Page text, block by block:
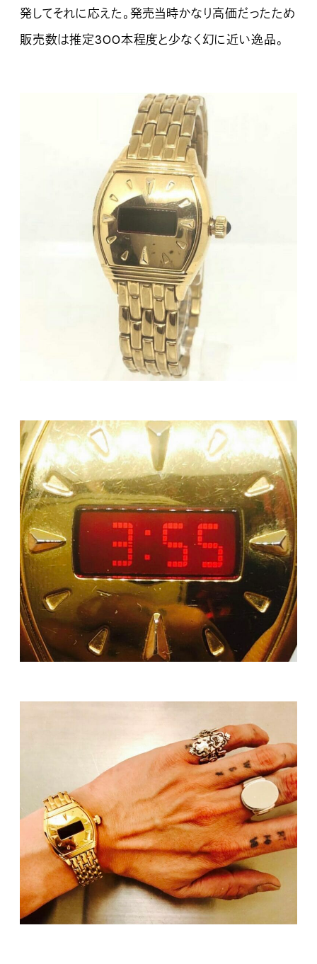
発してそれに応えた。発売当時かなり高価だったため
販売数は推定300本程度と少なく幻に近い逸品。